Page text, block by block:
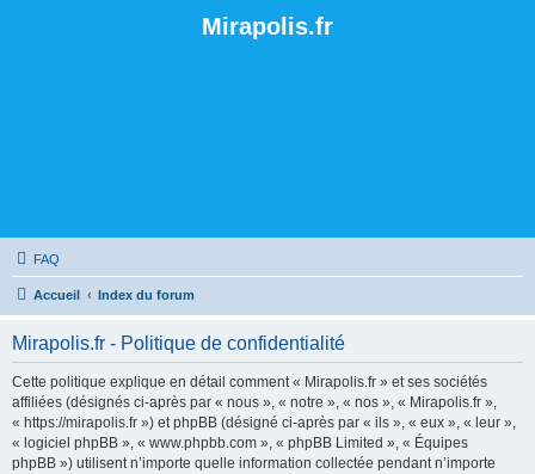
Mirapolis.fr
FAQ
Accueil Index du forum
Mirapolis.fr - Politique de confidentialité
Cette politique explique en détail comment « Mirapolis.fr » et ses sociétés
affiliées (désignés ci-après par « nous », « notre », « nos », « Mirapolis.fr »,
« https://mirapolis.fr ») et phpBB (désigné ci-après par « ils », « eux », « leur »,
« logiciel phpBB », « www.phpbb.com », « phpBB Limited », « Équipes
phpBB ») utilisent n’importe quelle information collectée pendant n’importe